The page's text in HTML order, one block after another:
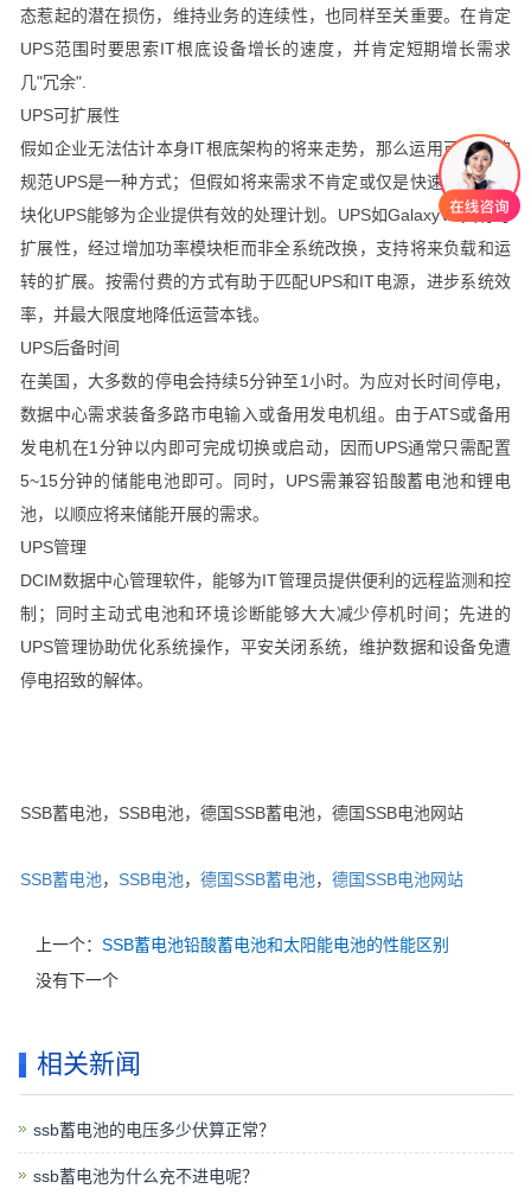
态惹起的潜在损伤，维持业务的连续性，也同样至关重要。在肯定
UPS范围时要思索IT根底设备增长的速度，并肯定短期增长需求
几"冗余".
UPS可扩展性
假如企业无法估计本身IT根底架构的将来走势，那么运用可扩展的
规范UPS是一种方式；但假如将来需求不肯定或仅是快速增长，模
块化UPS能够为企业提供有效的处理计划。UPS如GalaxyVX具有可
扩展性，经过增加功率模块柜而非全系统改换，支持将来负载和运
转的扩展。按需付费的方式有助于匹配UPS和IT电源，进步系统效
率，并最大限度地降低运营本钱。
UPS后备时间
在美国，大多数的停电会持续5分钟至1小时。为应对长时间停电，
数据中心需求装备多路市电输入或备用发电机组。由于ATS或备用
发电机在1分钟以内即可完成切换或启动，因而UPS通常只需配置
5~15分钟的储能电池即可。同时，UPS需兼容铅酸蓄电池和锂电
池，以顺应将来储能开展的需求。
UPS管理
DCIM数据中心管理软件，能够为IT管理员提供便利的远程监测和控
制；同时主动式电池和环境诊断能够大大减少停机时间；先进的
UPS管理协助优化系统操作，平安关闭系统，维护数据和设备免遭
停电招致的解体。
SSB蓄电池，SSB电池，德国SSB蓄电池，德国SSB电池网站
SSB蓄电池， SSB电池， 德国SSB蓄电池， 德国SSB电池网站
上一个： SSB蓄电池铅酸蓄电池和太阳能电池的性能区别
没有下一个
相关新闻
ssb蓄电池的电压多少伏算正常？
ssb蓄电池为什么充不进电呢？